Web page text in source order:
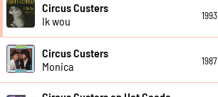
Circus Custers
Ik wou
1993
Circus Custers
Monica
1987